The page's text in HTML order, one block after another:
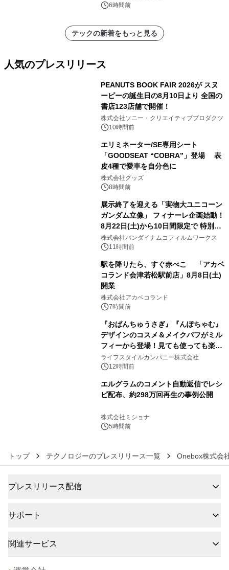
6時間前
テックの新着をもっと見る
人気のプレスリリース
PEANUTS BOOK FAIR 2026が スヌ
ーピーの誕生日の8月10日より 全国の
書店123店舗で開催！
株式会社ソニー・クリエイティブプロダクツ
10時間前
エリミネーター/SE専用シート
「GOODSEAT “COBRA”」登場 表
皮4種で愛車を自分色に
株式会社グッズ
8時間前
展示終了を迎える「実物大ユニコーン
ガンダム立像」 フィナーレ企画始動！
8月22日(土)から10日間限定で 特別映
像『UNICORN GUNDAM Statue ―
BEYOND POSSIBILITY ―』を上映！
株式会社バンダイナムコフィルムワークス
11時間前
駅を降りたら、すぐ赤べこ 「アカベ
コランド会津若松駅前店」8月8日(土)
開業
株式会社アカベコランド
7時間前
『おぱんちゅうさぎ』『んぽちゃむ』
デザインのコスメ＆メイクパフがミル
フィーから登場！見ても使っても楽し
い、ポップでキュートなコレクショ
ン。
ライフスタイルカンパニー株式会社
12時間前
エルグラムのコメント自動返信でレシ
ピ配布、約298万回再生の事例公開
株式会社ミショナ
5時間前
トップ テクノロジーのプレスリリース一覧 Onebox株式会
プレスリリース配信
サポート
関連サービス